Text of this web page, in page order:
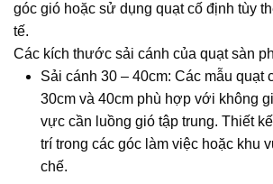
góc gió hoặc sử dụng quạt cố định tùy
tế.
Các kích thước sải cánh của quạt sàn
Sải cánh 30 – 40cm: Các mẫu quạt
30cm và 40cm phù hợp với không
vực cần luồng gió tập trung. Thiết
trí trong các góc làm việc hoặc khu
chế.